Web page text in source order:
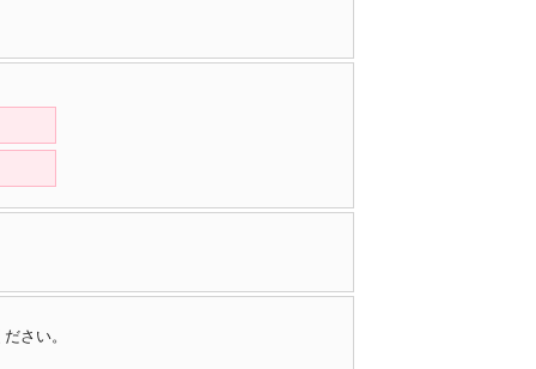
さい。